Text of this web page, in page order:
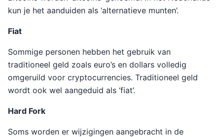
kun je het aanduiden als ‘alternatieve munten’.
Fiat
Sommige personen hebben het gebruik van
traditioneel geld zoals euro’s en dollars volledig
omgeruild voor cryptocurrencies. Traditioneel geld
wordt ook wel aangeduid als ‘fiat’.
Hard Fork
Soms worden er wijzigingen aangebracht in de